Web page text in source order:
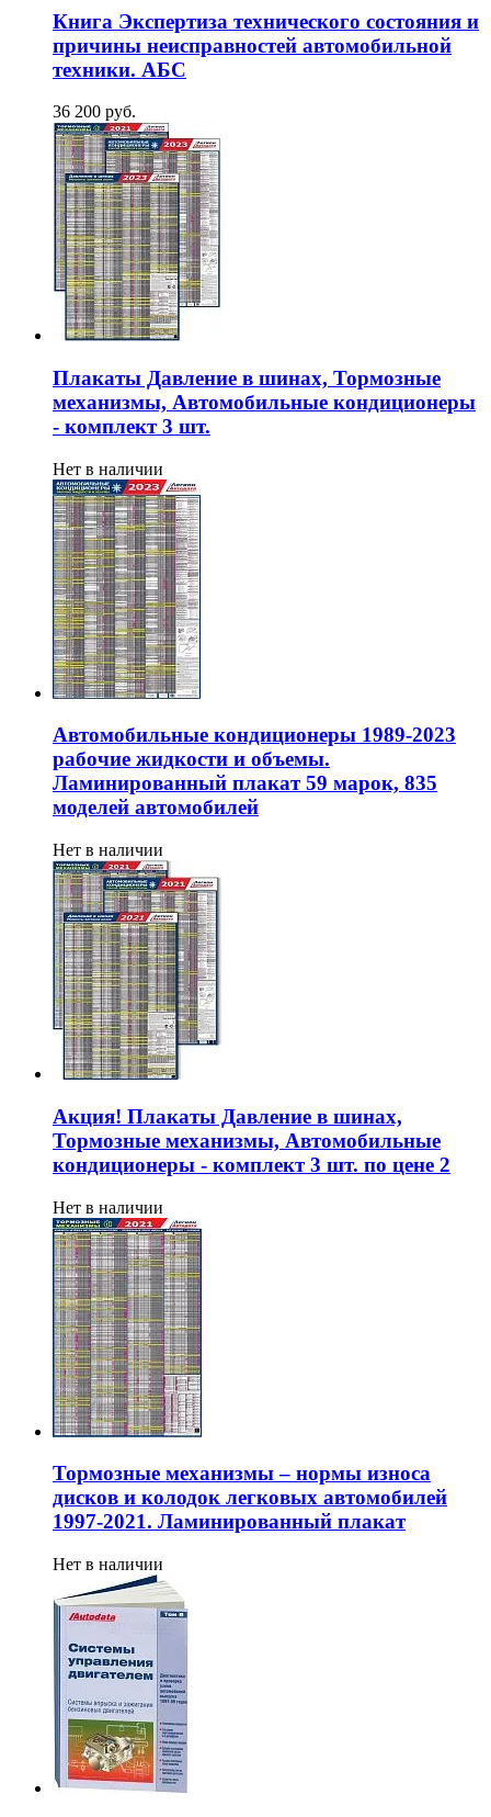
Книга Экспертиза технического состояния и
причины неисправностей автомобильной
техники. АБС
36 200 руб.
Плакаты Давление в шинах, Тормозные
механизмы, Автомобильные кондиционеры
- комплект 3 шт.
Нет в наличии
Автомобильные кондиционеры 1989-2023
рабочие жидкости и объемы.
Ламинированный плакат 59 марок, 835
моделей автомобилей
Нет в наличии
Акция! Плакаты Давление в шинах,
Тормозные механизмы, Автомобильные
кондиционеры - комплект 3 шт. по цене 2
Нет в наличии
Тормозные механизмы – нормы износа
дисков и колодок легковых автомобилей
1997-2021. Ламинированный плакат
Нет в наличии